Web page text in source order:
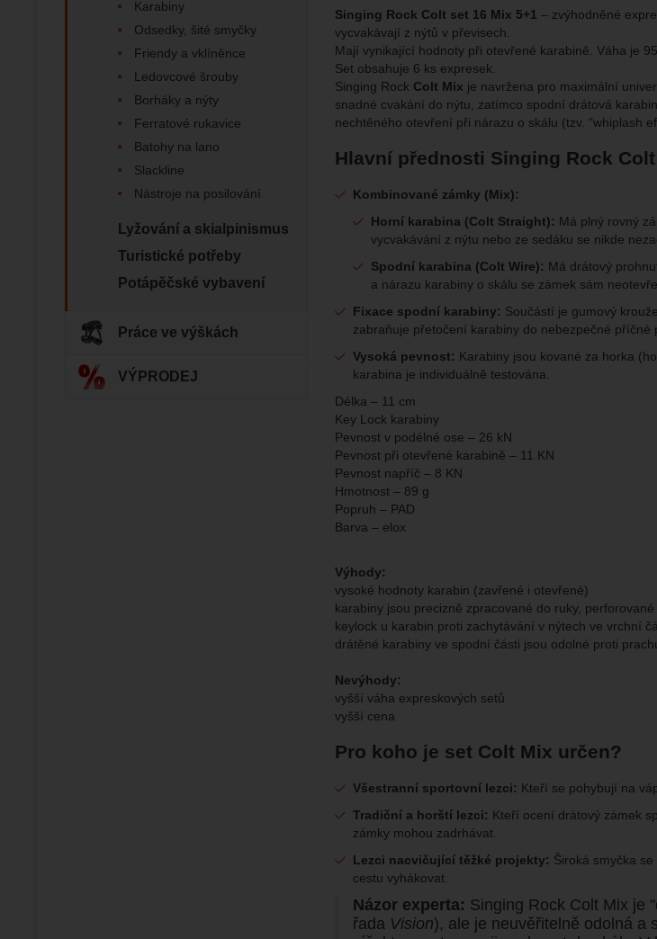
zapamatovat vaše nastavení, mohou vám pomoci s
nám zobrazit služby jako je chat a podobně.
Analytické
Analytické - abychom věděli, jak se na webu
Povoleno
Zobrazit
Tyto cookies nám umožňují měření výkonu našeho
Jejich pomocí určujeme počet návštěv a zdroje
nejsme schopni identifikovat konkrétní uživatele
Marketingové
Marketingové- abychom vás neobtěžovali
Zobrazit
Marketingové cookies používáme my nebo naši
vhodné obsahy nebo reklamy jak na našich
Singing Rock Colt set 16 Mix 5+1 – zvýhodněné
vycvakávají z nýtů v převisech.
Mají vynikající hodnoty při otevřené karabině. Váha je
Set obsahuje 6 ks expresek.
Singing Rock Colt Mix je navržena pro maximální
snadné cvakání do nýtu, zatímco spodní drátová
nechtěného otevření při nárazu o skálu (tzv. "whiplash
Hlavní přednosti Singing Rock
Kombinované zámky (Mix):
Horní karabina (Colt Straight): Má plný rovný
vycvakávání z nýtu nebo ze sedáku se nikde
Spodní karabina (Colt Wire): Má drátový
a nárazu karabiny o skálu se zámek sám neotevře.
Fixace spodní karabiny: Součástí je gumový
zabraňuje přetočení karabiny do nebezpečné příčné
Vysoká pevnost: Karabiny jsou kované za horka
karabina je individuálně testována.
Délka – 11 cm
Key Lock karabiny
Pevnost v podélné ose – 26 kN
Pevnost při otevřené karabině – 11 KN
Pevnost napříč – 8 KN
Hmotnost – 89 g
Popruh – PAD
Barva – elox
Výhody:
vysoké hodnoty karabin (zavřené i otevřené)
karabiny jsou precizně zpracované do ruky,
keylock u karabin proti zachytávání v nýtech ve vrchní
drátěné karabiny ve spodní části jsou odolné proti
Nevýhody:
vyšší váha expreskových setů
vyšší cena
Pro koho je set Colt Mix určen?
Všestranní sportovní lezci: Kteří se pohybují na
Tradiční a horští lezci: Kteří ocení drátový zámek
zámky mohou zadrhávat.
Lezci nacvičující těžké projekty: Široká smyčka
cestu vyhákovat.
Názor experta: Singing Rock Colt Mix je
řada Vision), ale je neuvěřitelně odolná a
Karabiny
Odsedky, šité smyčky
Friendy a vklíněnce
Ledovcové šrouby
Borháky a nýty
Ferratové rukavice
Batohy na lano
Slackline
Nástroje na posilování
Lyžování a skialpinismus
Turistické potřeby
Potápěčské vybavení
Práce ve výškách
VÝPRODEJ